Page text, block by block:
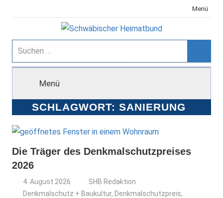
Inhalt
Menü
Schwäbischer
Heimatbund
Suchen
nach:
Menü
SCHLAGWORT: SANIERUNG
Die Träger des Denkmalschutzpreises
2026
4. August 2026
SHB Redaktion
Denkmalschutz + Baukultur, Denkmalschutzpreis,